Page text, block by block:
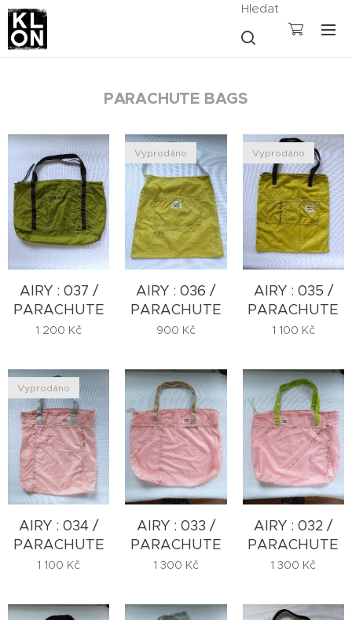
Hledat
PARACHUTE BAGS
AIRY : 037 /
PARACHUTE
1 200 Kč
AIRY : 036 /
PARACHUTE
Vyprodáno
900 Kč
AIRY : 035 /
PARACHUTE
Vyprodáno
1 100 Kč
AIRY : 034 /
PARACHUTE
Vyprodáno
1 100 Kč
AIRY : 033 /
PARACHUTE
1 300 Kč
AIRY : 032 /
PARACHUTE
1 300 Kč